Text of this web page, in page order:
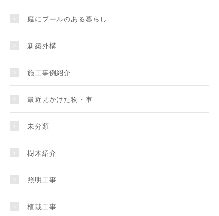
庭にプールのある暮らし
新築外構
施工事例紹介
最近見かけた物・事
未分類
樹木紹介
照明工事
植栽工事